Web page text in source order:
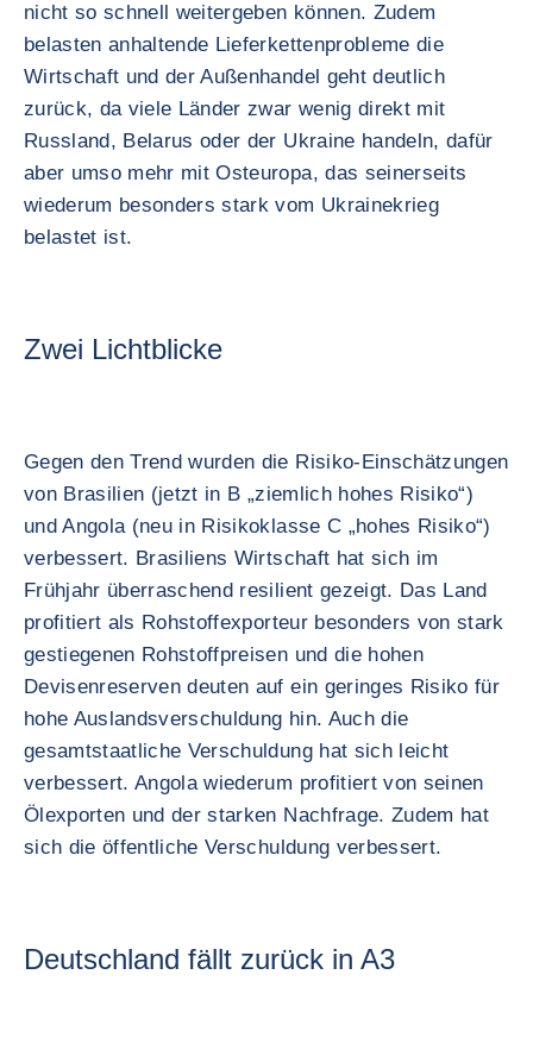
nicht so schnell weitergeben können. Zudem
belasten anhaltende Lieferkettenprobleme die
Wirtschaft und der Außenhandel geht deutlich
zurück, da viele Länder zwar wenig direkt mit
Russland, Belarus oder der Ukraine handeln, dafür
aber umso mehr mit Osteuropa, das seinerseits
wiederum besonders stark vom Ukrainekrieg
belastet ist.
Zwei Lichtblicke
Gegen den Trend wurden die Risiko-Einschätzungen
von Brasilien (jetzt in B „ziemlich hohes Risiko“)
und Angola (neu in Risikoklasse C „hohes Risiko“)
verbessert. Brasiliens Wirtschaft hat sich im
Frühjahr überraschend resilient gezeigt. Das Land
profitiert als Rohstoffexporteur besonders von stark
gestiegenen Rohstoffpreisen und die hohen
Devisenreserven deuten auf ein geringes Risiko für
hohe Auslandsverschuldung hin. Auch die
gesamtstaatliche Verschuldung hat sich leicht
verbessert. Angola wiederum profitiert von seinen
Ölexporten und der starken Nachfrage. Zudem hat
sich die öffentliche Verschuldung verbessert.
Deutschland fällt zurück in A3